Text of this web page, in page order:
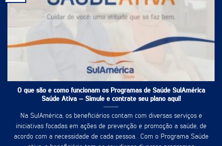
O que são e como funcionam os Programas de Saúde SulAmérica
Saúde Ativa – Simule e contrate seu plano aqui!
Na SulAmérica, os beneficiários contam com diversas serviços e
iniciativas focadas em ações de prevenção e promoção a saúde, de
acordo com a necessidade de cada pessoa. Com o Programa Saúde